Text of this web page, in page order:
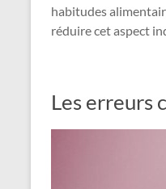
habitudes
réduire cet aspect
Les erreurs